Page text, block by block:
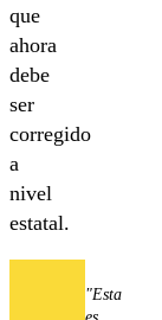
que
ahora
debe
ser
corregido
a
nivel
estatal.
"Esta